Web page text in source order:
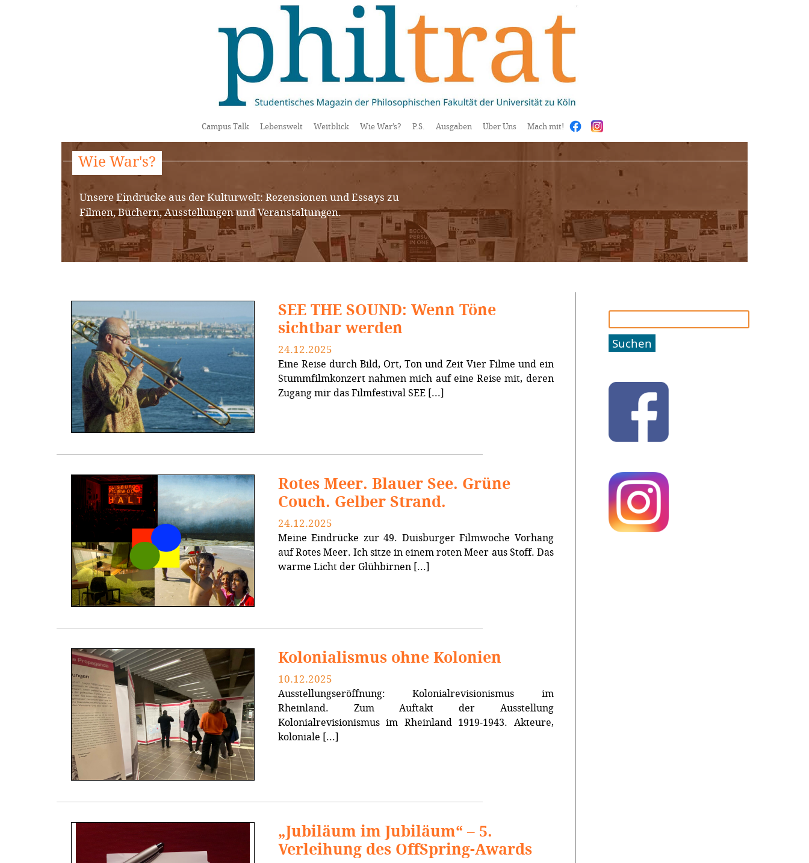
Campus Talk Lebenswelt Weitblick Wie War’s? P.S. Ausgaben Über Uns Mach mit!
Wie War's?
Unsere Eindrücke aus der Kulturwelt: Rezensionen und Essays zu
Filmen, Büchern, Ausstellungen und Veranstaltungen.
SEE THE SOUND: Wenn Töne
sichtbar werden
24.12.2025
Eine Reise durch Bild, Ort, Ton und Zeit Vier Filme und ein
Stummfilmkonzert nahmen mich auf eine Reise mit, deren
Zugang mir das Filmfestival SEE [...]
Rotes Meer. Blauer See. Grüne
Couch. Gelber Strand.
24.12.2025
Meine Eindrücke zur 49. Duisburger Filmwoche Vorhang
auf Rotes Meer. Ich sitze in einem roten Meer aus Stoff. Das
warme Licht der Glühbirnen [...]
Kolonialismus ohne Kolonien
10.12.2025
Ausstellungseröffnung: Kolonialrevisionismus im
Rheinland. Zum Auftakt der Ausstellung
Kolonialrevisionismus im Rheinland 1919-1943. Akteure,
koloniale [...]
„Jubiläum im Jubiläum“ – 5.
Verleihung des OffSpring-Awards
nach: